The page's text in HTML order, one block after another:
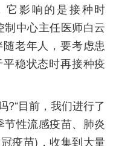
它影响的是接种时
制中心主任医师白云
老年人，要考虑患
稳状态时再接种疫
?“目前，我们进行了
性流感疫苗、肺炎
疫苗)，收集到大量